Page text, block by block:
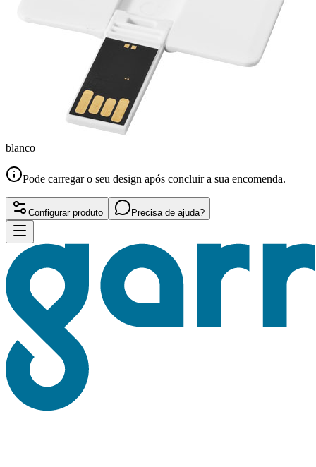
blanco
Pode carregar o seu design após concluir a sua encomenda.
Configurar produto Precisa de ajuda?